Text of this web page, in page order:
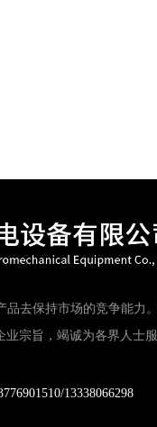
去保持市场的竞争能力
宗旨，竭诚为各界人士服
13338066298